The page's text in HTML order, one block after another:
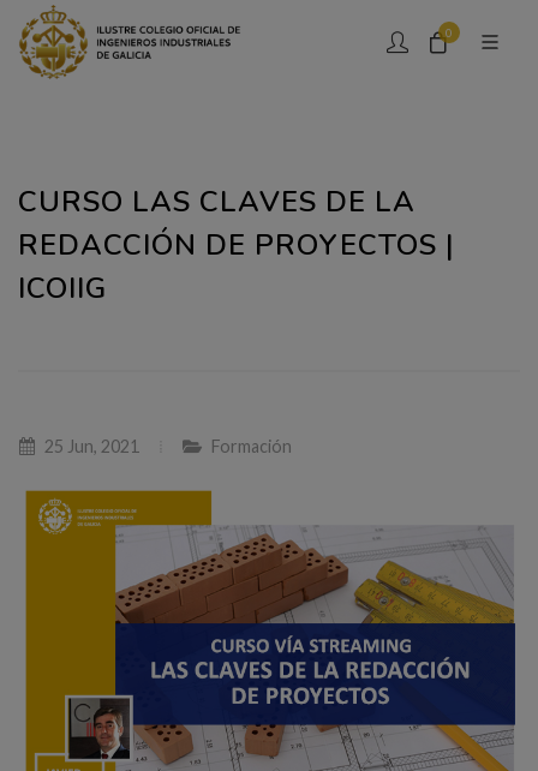
0
CURSO LAS CLAVES DE LA
REDACCIÓN DE PROYECTOS |
ICOIIG
25 Jun, 2021 Formación